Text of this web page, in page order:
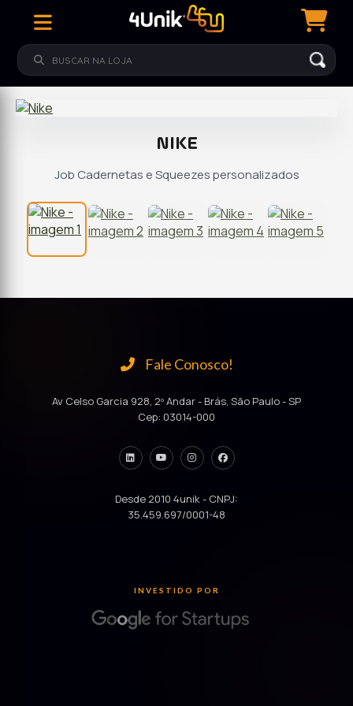
NIKE
Job Cadernetas e Squeezes personalizados
Fale Conosco!
Av Celso Garcia 928, 2º Andar - Brás, São Paulo - SP
Cep: 03014-000
Desde 2010 4unik - CNPJ:
35.459.697/0001-48
INVESTIDO POR